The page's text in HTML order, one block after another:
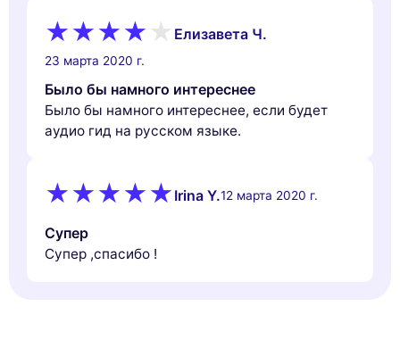
Елизавета Ч.
23 марта 2020 г.
Было бы намного интереснее
Было бы намного интереснее, если будет
аудио гид на русском языке.
Irina Y.12 марта 2020 г.
Супер
Супер ,спасибо !